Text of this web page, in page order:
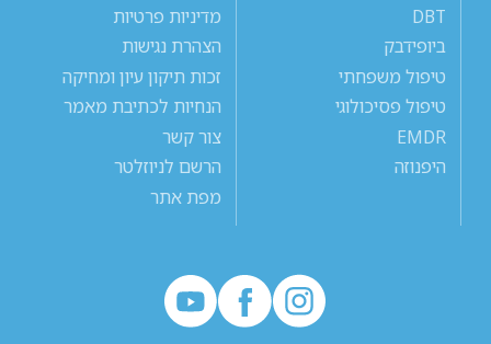
DBT
ביופידבק
טיפול משפחתי
טיפול פסיכולוגי
EMDR
היפנוזה
מדיניות פרטיות
הצהרת נגישות
זכות תיקון עיון ומחיקה
הנחיות לכתיבת מאמר
צור קשר
הרשם לניוזלטר
מפת אתר